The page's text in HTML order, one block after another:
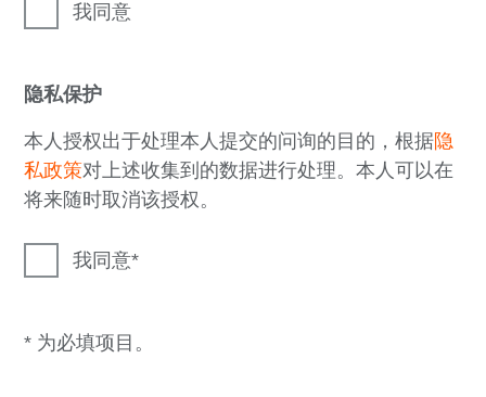
我同意
隐私保护
本人授权出于处理本人提交的问询的目的，根据隐
私政策对上述收集到的数据进行处理。本人可以在
将来随时取消该授权。
我同意
* 为必填项目。